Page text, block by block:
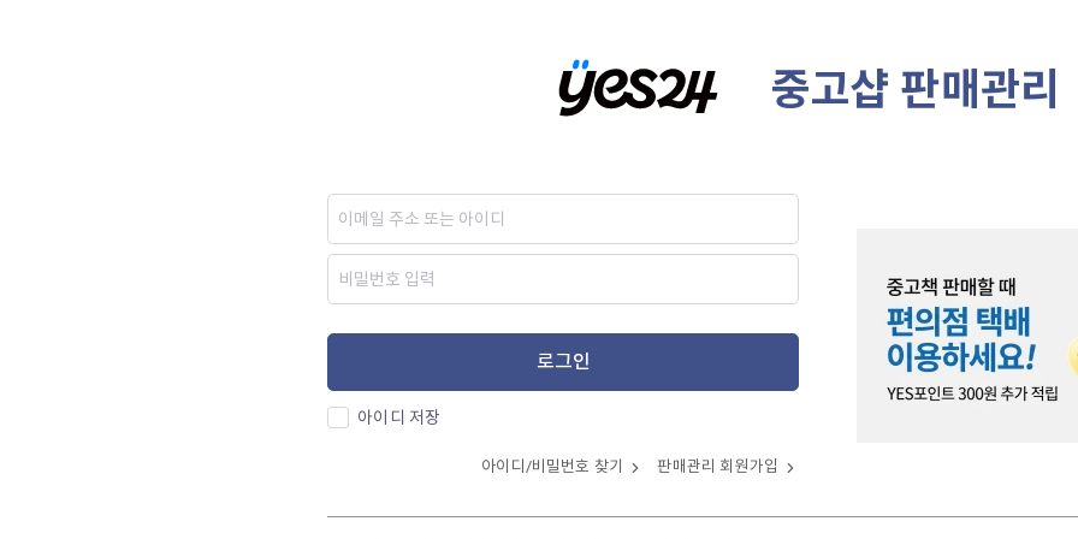
중고샵 판매관리
로그인
아이디 저장
아이디/비밀번호 찾기 판매관리 회원가입